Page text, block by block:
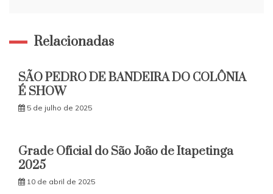
Relacionadas
SÃO PEDRO DE BANDEIRA DO COLÔNIA
É SHOW
5 de julho de 2025
Grade Oficial do São João de Itapetinga
2025
10 de abril de 2025